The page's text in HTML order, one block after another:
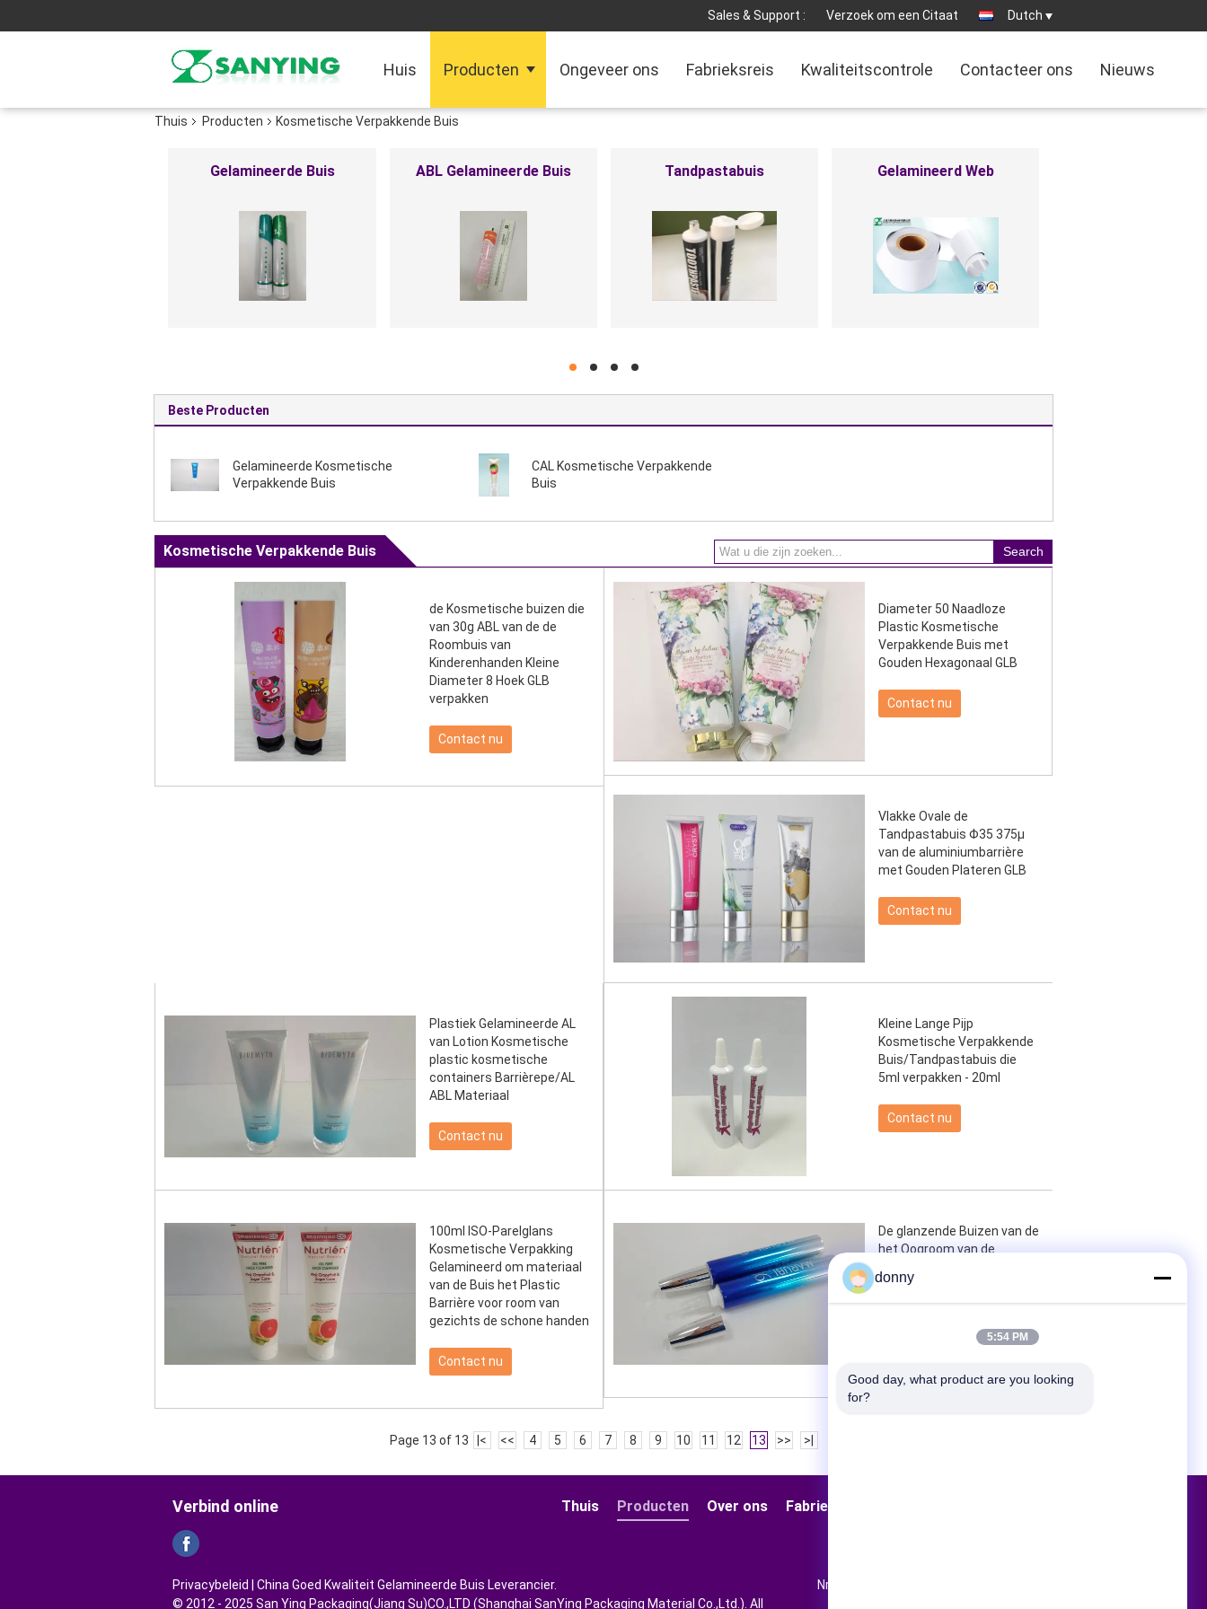
Sales & Support : Verzoek om een Citaat Dutch
Huis Producten Ongeveer ons Fabrieksreis Kwaliteitscontrole Contacteer ons Nieuws
Thuis Producten Kosmetische Verpakkende Buis
Kosmetische Verpakkende
PBL-Buis
Kosmetische Plastic
Kosmetische Verpakkende
hd hd hd hd
Beste Producten
Gelamineerde Kosmetische
Verpakkende Buis
CAL Kosmetische Verpakkende
Buis
Kosmetische Verpakkende Buis
de Kosmetische buizen die
van 30g ABL van de de
Roombuis van
Kinderenhanden Kleine
Diameter 8 Hoek GLB
verpakken
Contact nu
Diameter 50 Naadloze
Plastic Kosmetische
Verpakkende Buis met
Gouden Hexagonaal GLB
Contact nu
Vlakke Ovale de
Tandpastabuis Φ35 375μ
van de aluminiumbarrière
met Gouden Plateren GLB
Contact nu
Plastiek Gelamineerde AL
van Lotion Kosmetische
plastic kosmetische
containers Barrièrepe/AL
ABL Materiaal
Contact nu
Kleine Lange Pijp
Kosmetische Verpakkende
Buis/Tandpastabuis die
5ml verpakken - 20ml
Contact nu
100ml ISO-Parelglans
Kosmetische Verpakking
Gelamineerd om materiaal
van de Buis het Plastic
Barrière voor room van
gezichts de schone handen
Contact nu
De glanzende Buizen van de
het Oogroom van de
Kosmetische Verpakkende
Diameter 19mm
Page 13 of 13 |< << 4 5 6 7 8 9 10 11 12 13 >> >|
Verbind online Fabrieksreis
Over ons
Producten
Thuis
Privacybeleid
| China Goed Kwaliteit Gelamineerde Buis Leverancier.
© 2012 - 2025 San Ying Packaging(Jiang Su)CO.,LTD (Shanghai SanYing Packaging Material Co.,Ltd.). All
Nr 28 Road van Bei Hai, Liuhe, Taicang,
donny
5:54 PM
Good day, what product are you looking
for?